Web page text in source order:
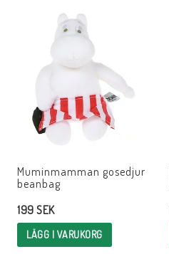
Muminmamman gosedjur
beanbag
199 SEK
LÄGG I VARUKORG